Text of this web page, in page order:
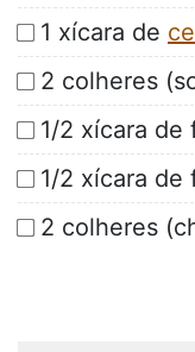
1 xícara de
2 colheres
1/2 xícara de
1/2 xícara de
2 colheres